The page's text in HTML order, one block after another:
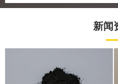
新闻